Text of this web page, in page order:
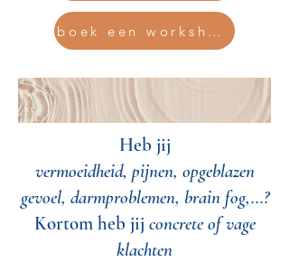
boek een workshop
Heb jij
vermoeidheid, pijnen, opgeblazen
gevoel, darmproblemen, brain fog,...?
Kortom heb jij concrete of vage
klachten